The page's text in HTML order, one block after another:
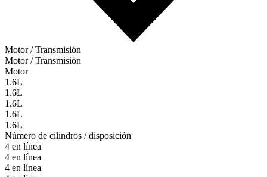
Motor / Transmisión
Motor / Transmisión
Motor
1.6L
1.6L
1.6L
1.6L
1.6L
Número de cilindros / disposición
4 en línea
4 en línea
4 en línea